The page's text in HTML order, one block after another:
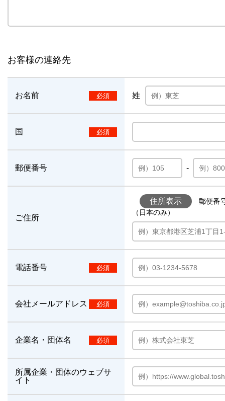
お客様の連絡先
お名前 姓
国
郵便番号 -
ご住所
住所表示
郵便番
（日本のみ）
電話番号
会社メールアドレス
企業名・団体名
所属企業・団体のウェブサ
イト